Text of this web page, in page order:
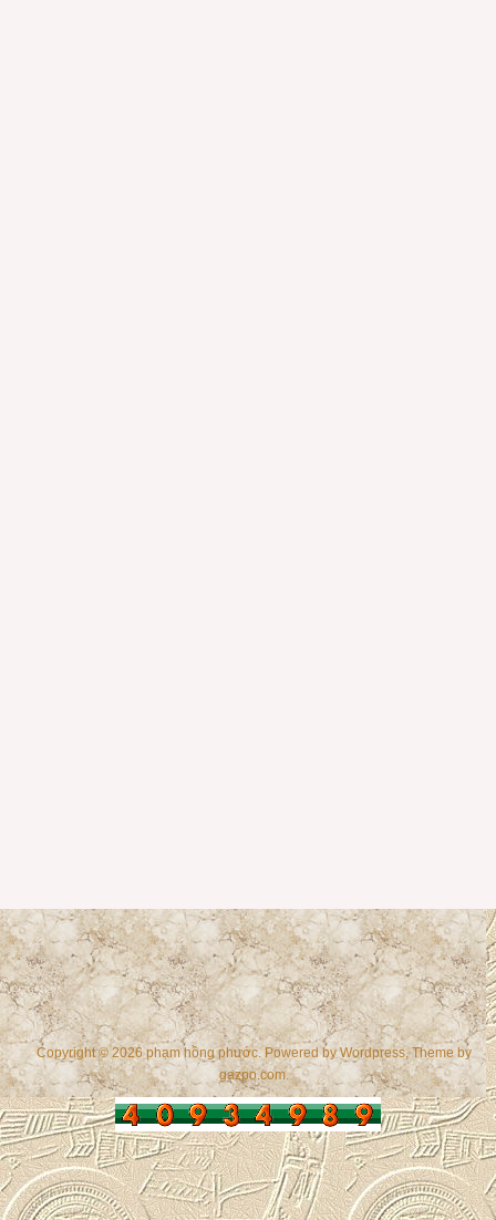
Copyright © 2026 phạm hồng phước. Powered byWordpress, Theme by
gazpo.com.